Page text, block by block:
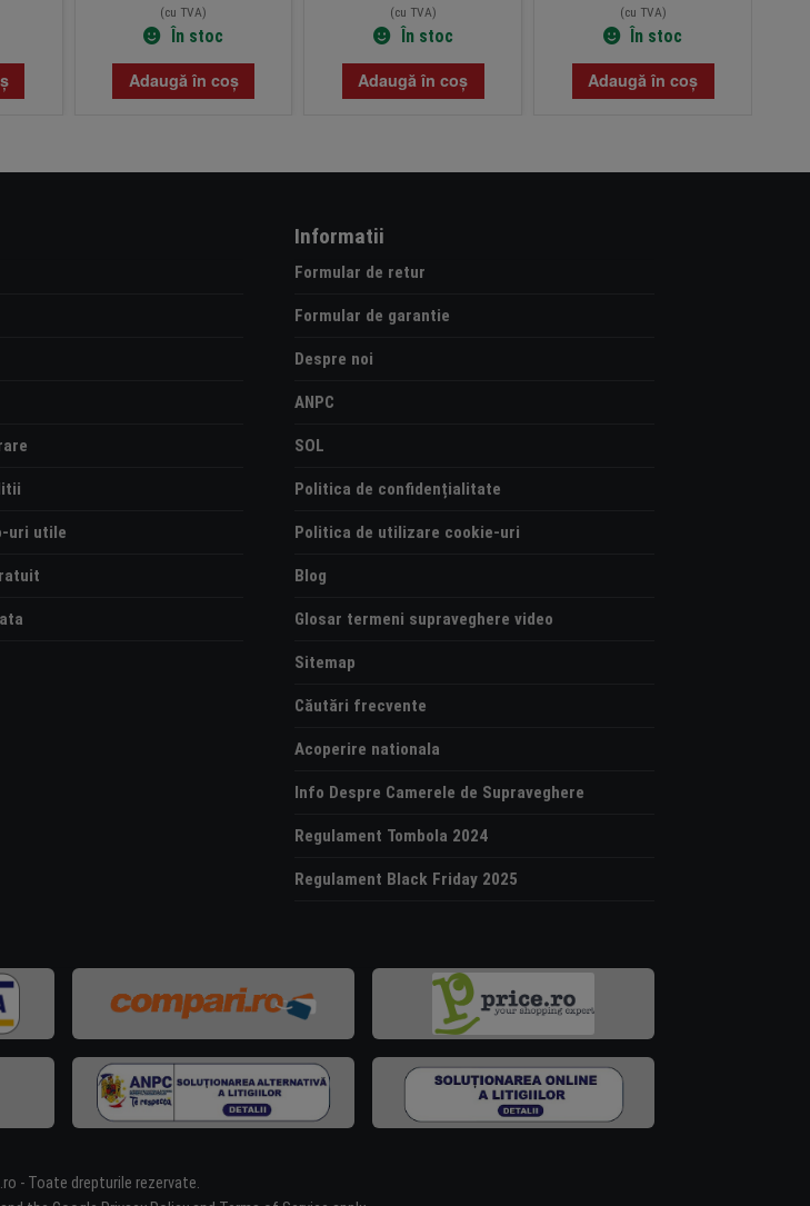
(cu TVA)
În stoc
Adaugă în coș
(cu TVA)
În stoc
Adaugă în coș
(cu TVA)
În stoc
Adaugă în coș
uri utile
Informatii
Formular de retur
Formular de garantie
Despre noi
ANPC
SOL
Politica de confidențialitate
Politica de utilizare cookie-uri
Blog
Glosar termeni supraveghere video
Sitemap
Căutări frecvente
Acoperire nationala
Info Despre Camerele de Supraveghere
Regulament Tombola 2024
Regulament Black Friday 2025
- Toate drepturile rezervate.